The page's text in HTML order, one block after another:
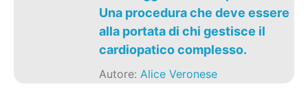
Una procedura che deve essere
alla portata di chi gestisce il
cardiopatico complesso.
Autore:Alice Veronese